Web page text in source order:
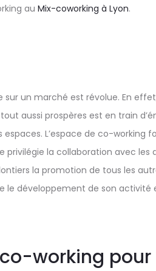
au Mix-coworking à Lyon.
sur un marché est révolue. En
aussi prospères est en train
L’espace de co-working
la collaboration avec les
la promotion de tous les
le développement de son activité
working